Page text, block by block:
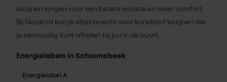
kozijnen zorgen voor een betere isolatie en meer comfort.
Bij Skodora kun je altijd terecht voor kunststof kozijnen die
je eenvoudig kunt afhalen bij jou in de buurt.
Energielabels in Schoonebeek
Energielabel A